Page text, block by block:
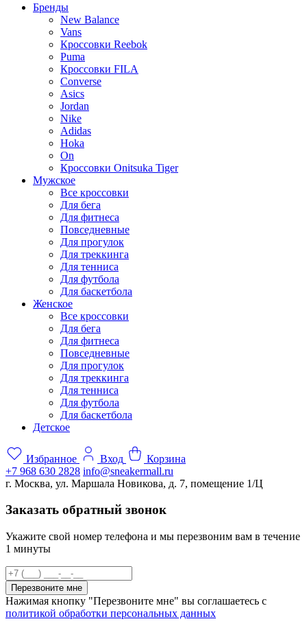
Бренды
New Balance
Vans
Кроссовки Reebok
Puma
Кроссовки FILA
Converse
Asics
Jordan
Nike
Adidas
Hoka
On
Кроссовки Onitsuka Tiger
Мужское
Все кроссовки
Для бега
Для фитнеса
Повседневные
Для прогулок
Для треккинга
Для тенниса
Для футбола
Для баскетбола
Женское
Все кроссовки
Для бега
Для фитнеса
Повседневные
Для прогулок
Для треккинга
Для тенниса
Для футбола
Для баскетбола
Детское
Избранное Вход
Корзина
+7 968 630 2828 info@sneakermall.ru
г. Москва, ул. Маршала Новикова, д. 7, помещение 1/Ц
Заказать обратный звонок
Укажите свой номер телефона и мы перезвоним вам в течение
1 минуты
Перезвоните мне
Нажимая кнопку "Перезвоните мне" вы соглашаетесь с
политикой обработки персональных данных